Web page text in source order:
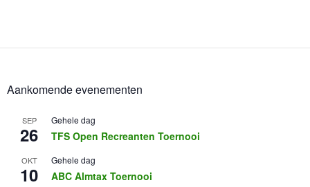
Aankomende evenementen
SEP
26
Gehele dag
TFS Open Recreanten Toernooi
OKT
10
Gehele dag
ABC Almtax Toernooi